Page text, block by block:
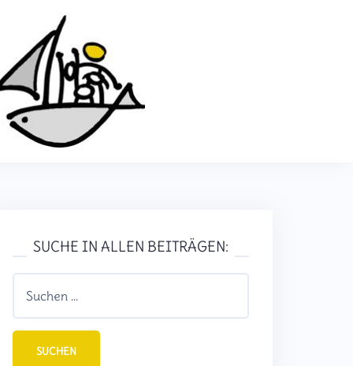
SUCHE IN ALLEN BEITRÄGEN: